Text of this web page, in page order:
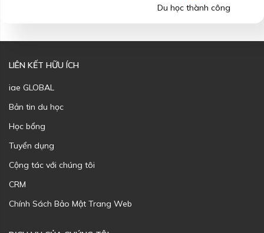
Du học thành công
LIÊN KẾT HỮU ÍCH
iae GLOBAL
Bản tin du học
Học bổng
Tuyển dụng
Cộng tác với chúng tôi
CRM
Chính Sách Bảo Mật Trang Web